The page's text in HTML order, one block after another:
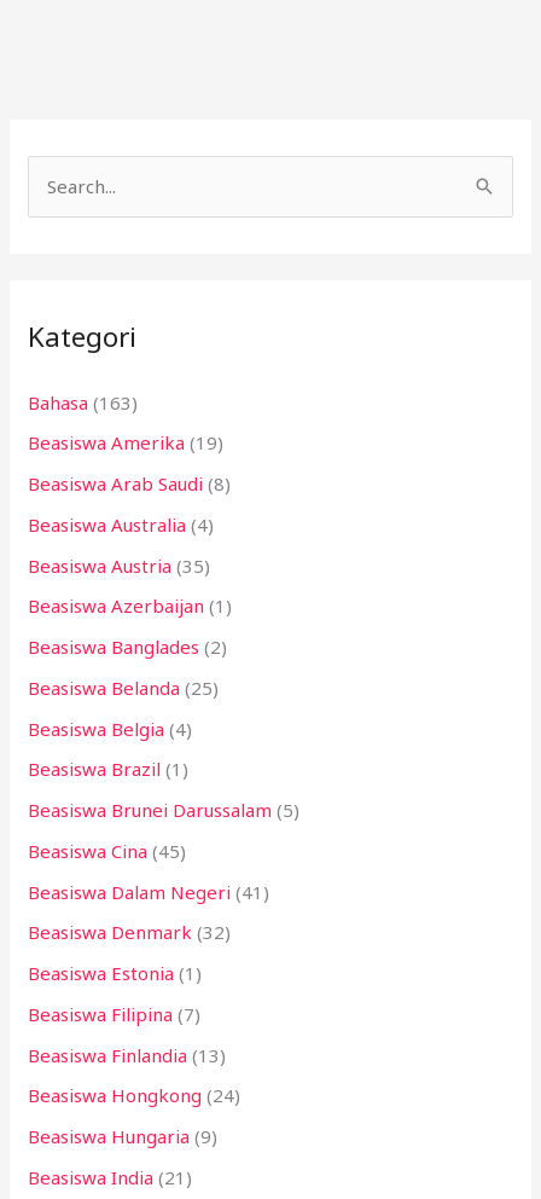
u
t
u
k
:
Kategori
Bahasa (163)
Beasiswa Amerika (19)
Beasiswa Arab Saudi (8)
Beasiswa Australia (4)
Beasiswa Austria (35)
Beasiswa Azerbaijan (1)
Beasiswa Banglades (2)
Beasiswa Belanda (25)
Beasiswa Belgia (4)
Beasiswa Brazil (1)
Beasiswa Brunei Darussalam (5)
Beasiswa Cina (45)
Beasiswa Dalam Negeri (41)
Beasiswa Denmark (32)
Beasiswa Estonia (1)
Beasiswa Filipina (7)
Beasiswa Finlandia (13)
Beasiswa Hongkong (24)
Beasiswa Hungaria (9)
Beasiswa India (21)